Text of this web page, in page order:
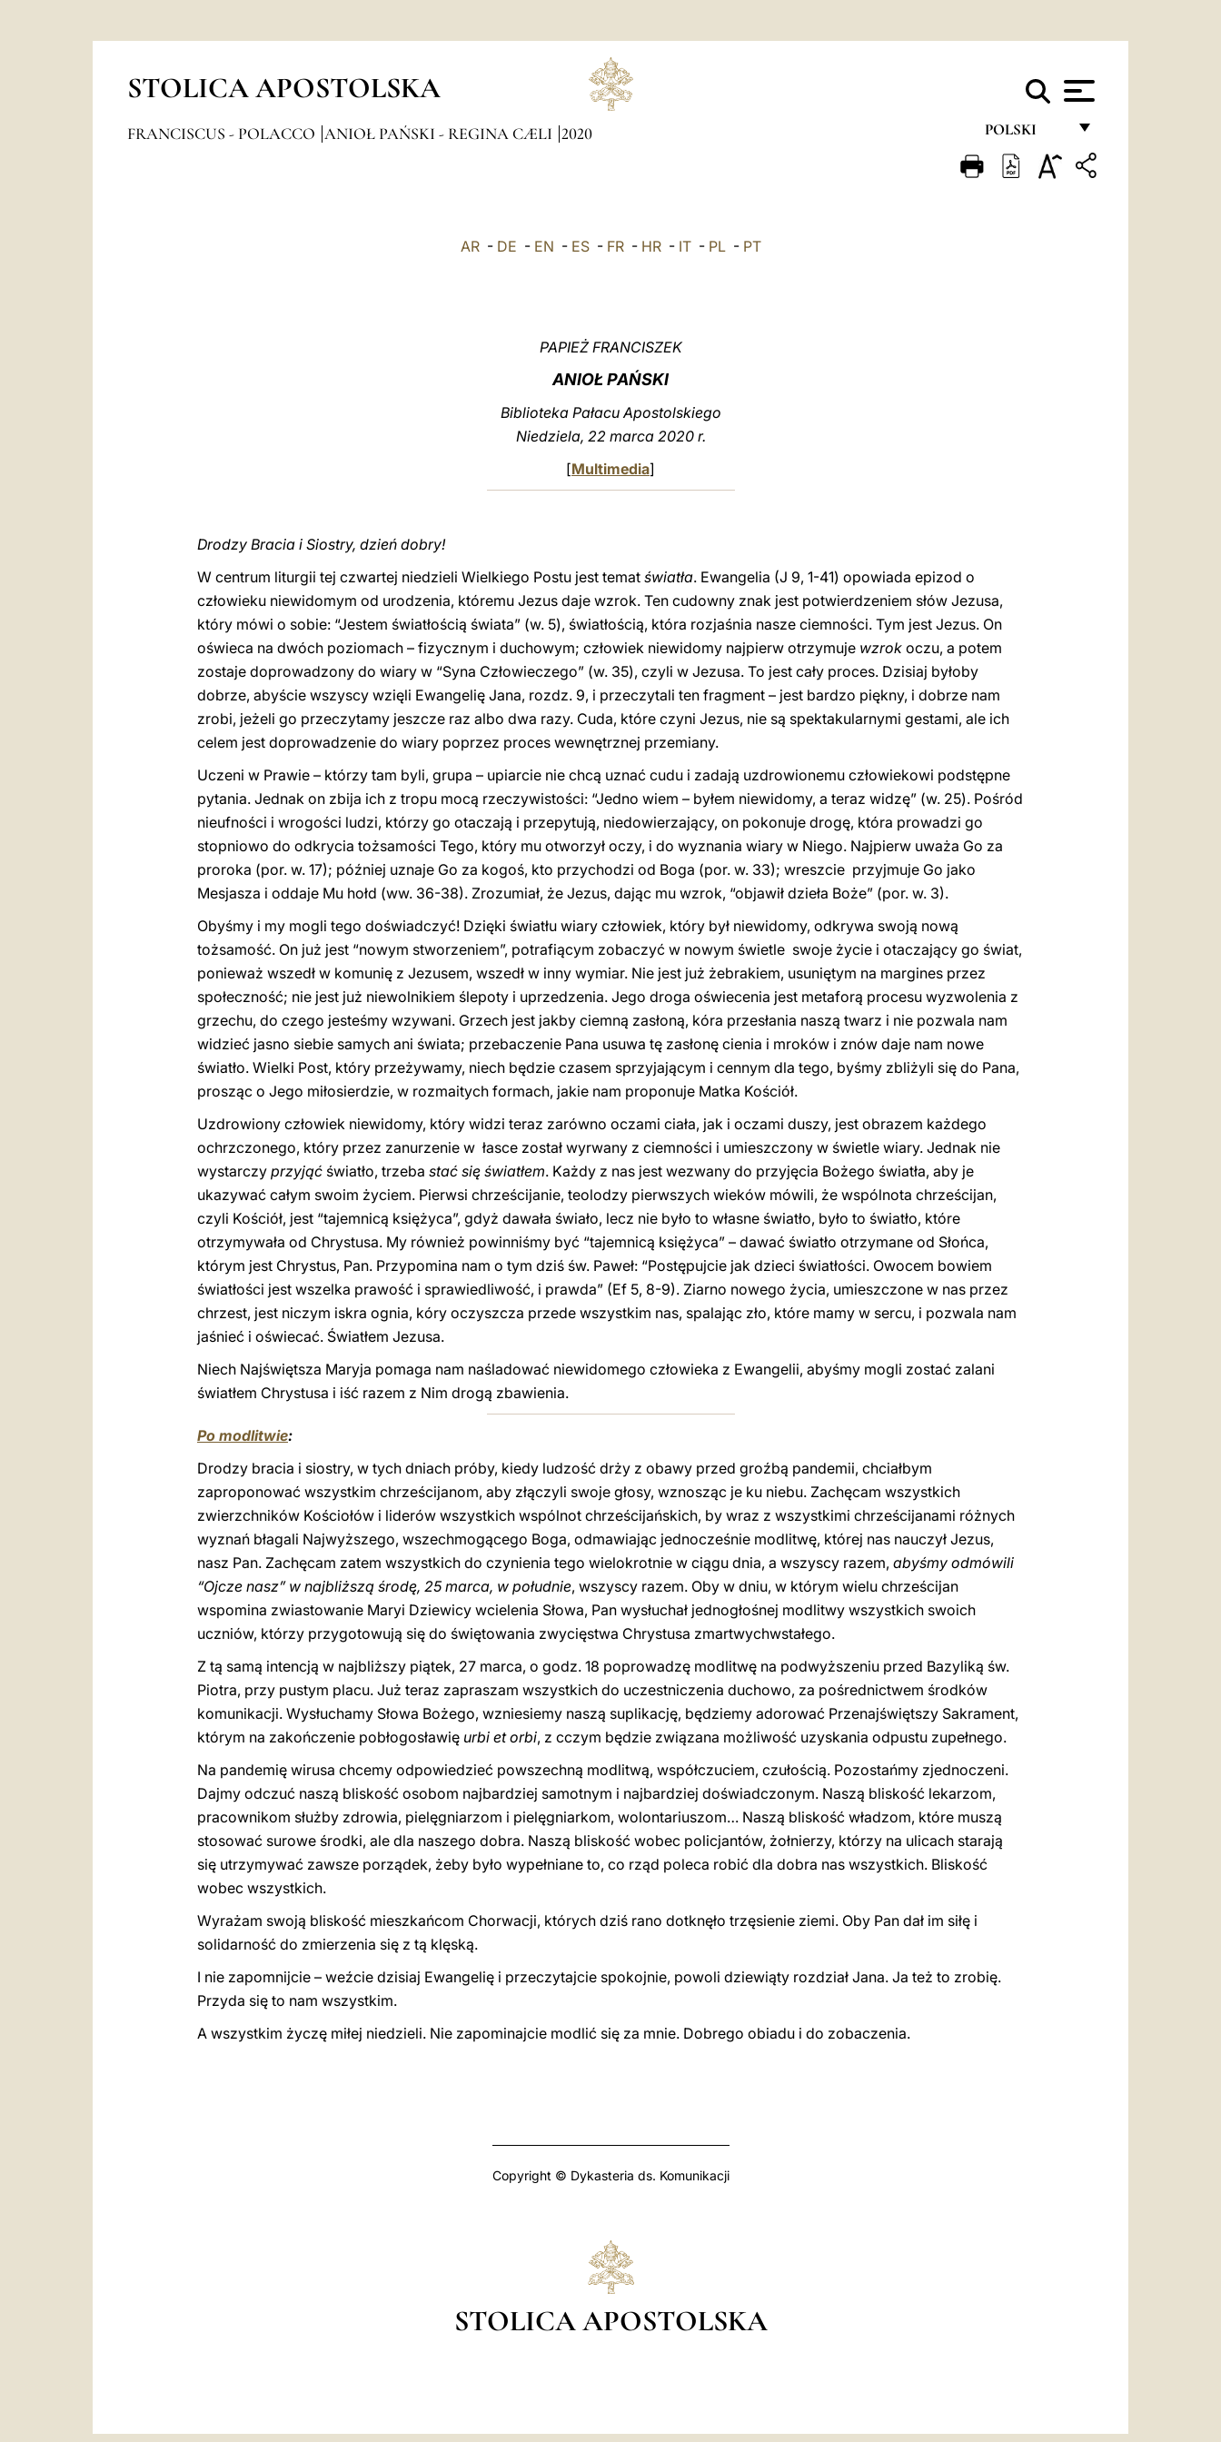
STOLICA APOSTOLSKA
POLSKI
FRANÇAIS
FRANCISCUS - POLACCO ANIOŁ PAŃSKI - REGINA CÆLI 2020
AR- DE - EN - ES- FR- HR- IT- PL- PT
PAPIEŻ FRANCISZEK
ANIOŁ PAŃSKI
Biblioteka Pałacu Apostolskiego
Niedziela, 22 marca 2020 r.
[Multimedia]
Drodzy Bracia i Siostry, dzień dobry!
W centrum liturgii tej czwartej niedzieli Wielkiego Postu jest temat światła. Ewangelia (J 9, 1-41) opowiada epizod o
człowieku niewidomym od urodzenia, któremu Jezus daje wzrok. Ten cudowny znak jest potwierdzeniem słów Jezusa,
który mówi o sobie: “Jestem światłością świata” (w. 5), światłością, która rozjaśnia nasze ciemności. Tym jest Jezus. On
oświeca na dwóch poziomach – fizycznym i duchowym; człowiek niewidomy najpierw otrzymuje wzrok oczu, a potem
zostaje doprowadzony do wiary w “Syna Człowieczego” (w. 35), czyli w Jezusa. To jest cały proces. Dzisiaj byłoby
dobrze, abyście wszyscy wzięli Ewangelię Jana, rozdz. 9, i przeczytali ten fragment – jest bardzo piękny, i dobrze nam
zrobi, jeżeli go przeczytamy jeszcze raz albo dwa razy. Cuda, które czyni Jezus, nie są spektakularnymi gestami, ale ich
celem jest doprowadzenie do wiary poprzez proces wewnętrznej przemiany.
Uczeni w Prawie – którzy tam byli, grupa – upiarcie nie chcą uznać cudu i zadają uzdrowionemu człowiekowi podstępne
pytania. Jednak on zbija ich z tropu mocą rzeczywistości: “Jedno wiem – byłem niewidomy, a teraz widzę” (w. 25). Pośród
nieufności i wrogości ludzi, którzy go otaczają i przepytują, niedowierzający, on pokonuje drogę, która prowadzi go
stopniowo do odkrycia tożsamości Tego, który mu otworzył oczy, i do wyznania wiary w Niego. Najpierw uważa Go za
proroka (por. w. 17); później uznaje Go za kogoś, kto przychodzi od Boga (por. w. 33); wreszcie przyjmuje Go jako
Mesjasza i oddaje Mu hołd (ww. 36-38). Zrozumiał, że Jezus, dając mu wzrok, “objawił dzieła Boże” (por. w. 3).
Obyśmy i my mogli tego doświadczyć! Dzięki światłu wiary człowiek, który był niewidomy, odkrywa swoją nową
tożsamość. On już jest “nowym stworzeniem”, potrafiącym zobaczyć w nowym świetle swoje życie i otaczający go świat,
ponieważ wszedł w komunię z Jezusem, wszedł w inny wymiar. Nie jest już żebrakiem, usuniętym na margines przez
społeczność; nie jest już niewolnikiem ślepoty i uprzedzenia. Jego droga oświecenia jest metaforą procesu wyzwolenia z
grzechu, do czego jesteśmy wzywani. Grzech jest jakby ciemną zasłoną, kóra przesłania naszą twarz i nie pozwala nam
widzieć jasno siebie samych ani świata; przebaczenie Pana usuwa tę zasłonę cienia i mroków i znów daje nam nowe
światło. Wielki Post, który przeżywamy, niech będzie czasem sprzyjającym i cennym dla tego, byśmy zbliżyli się do Pana,
prosząc o Jego miłosierdzie, w rozmaitych formach, jakie nam proponuje Matka Kościół.
Uzdrowiony człowiek niewidomy, który widzi teraz zarówno oczami ciała, jak i oczami duszy, jest obrazem każdego
ochrzczonego, który przez zanurzenie w łasce został wyrwany z ciemności i umieszczony w świetle wiary. Jednak nie
wystarczy przyjąć światło, trzeba stać się światłem. Każdy z nas jest wezwany do przyjęcia Bożego światła, aby je
ukazywać całym swoim życiem. Pierwsi chrześcijanie, teolodzy pierwszych wieków mówili, że wspólnota chrześcijan,
czyli Kościół, jest “tajemnicą księżyca”, gdyż dawała świało, lecz nie było to własne światło, było to światło, które
otrzymywała od Chrystusa. My również powinniśmy być “tajemnicą księżyca” – dawać światło otrzymane od Słońca,
którym jest Chrystus, Pan. Przypomina nam o tym dziś św. Paweł: “Postępujcie jak dzieci światłości. Owocem bowiem
światłości jest wszelka prawość i sprawiedliwość, i prawda” (Ef 5, 8-9). Ziarno nowego życia, umieszczone w nas przez
chrzest, jest niczym iskra ognia, kóry oczyszcza przede wszystkim nas, spalając zło, które mamy w sercu, i pozwala nam
jaśnieć i oświecać. Światłem Jezusa.
Niech Najświętsza Maryja pomaga nam naśladować niewidomego człowieka z Ewangelii, abyśmy mogli zostać zalani
światłem Chrystusa i iść razem z Nim drogą zbawienia.
Po modlitwie:
Drodzy bracia i siostry, w tych dniach próby, kiedy ludzość drży z obawy przed groźbą pandemii, chciałbym
zaproponować wszystkim chrześcijanom, aby złączyli swoje głosy, wznosząc je ku niebu. Zachęcam wszystkich
zwierzchników Kościołów i liderów wszystkich wspólnot chrześcijańskich, by wraz z wszystkimi chrześcijanami różnych
wyznań błagali Najwyższego, wszechmogącego Boga, odmawiając jednocześnie modlitwę, której nas nauczył Jezus,
nasz Pan. Zachęcam zatem wszystkich do czynienia tego wielokrotnie w ciągu dnia, a wszyscy razem, abyśmy odmówili
“Ojcze nasz” w najbliższą środę, 25 marca, w południe, wszyscy razem. Oby w dniu, w którym wielu chrześcijan
wspomina zwiastowanie Maryi Dziewicy wcielenia Słowa, Pan wysłuchał jednogłośnej modlitwy wszystkich swoich
uczniów, którzy przygotowują się do świętowania zwycięstwa Chrystusa zmartwychwstałego.
Z tą samą intencją w najbliższy piątek, 27 marca, o godz. 18 poprowadzę modlitwę na podwyższeniu przed Bazyliką św.
Piotra, przy pustym placu. Już teraz zapraszam wszystkich do uczestniczenia duchowo, za pośrednictwem środków
komunikacji. Wysłuchamy Słowa Bożego, wzniesiemy naszą suplikację, będziemy adorować Przenajświętszy Sakrament,
którym na zakończenie pobłogosławię urbi et orbi, z cczym będzie związana możliwość uzyskania odpustu zupełnego.
Na pandemię wirusa chcemy odpowiedzieć powszechną modlitwą, współczuciem, czułością. Pozostańmy zjednoczeni.
Dajmy odczuć naszą bliskość osobom najbardziej samotnym i najbardziej doświadczonym. Naszą bliskość lekarzom,
pracownikom służby zdrowia, pielęgniarzom i pielęgniarkom, wolontariuszom… Naszą bliskość władzom, które muszą
stosować surowe środki, ale dla naszego dobra. Naszą bliskość wobec policjantów, żołnierzy, którzy na ulicach starają
się utrzymywać zawsze porządek, żeby było wypełniane to, co rząd poleca robić dla dobra nas wszystkich. Bliskość
wobec wszystkich.
Wyrażam swoją bliskość mieszkańcom Chorwacji, których dziś rano dotknęło trzęsienie ziemi. Oby Pan dał im siłę i
solidarność do zmierzenia się z tą klęską.
I nie zapomnijcie – weźcie dzisiaj Ewangelię i przeczytajcie spokojnie, powoli dziewiąty rozdział Jana. Ja też to zrobię.
Przyda się to nam wszystkim.
A wszystkim życzę miłej niedzieli. Nie zapominajcie modlić się za mnie. Dobrego obiadu i do zobaczenia.
Copyright © Dykasteria ds. Komunikacji
STOLICA APOSTOLSKA